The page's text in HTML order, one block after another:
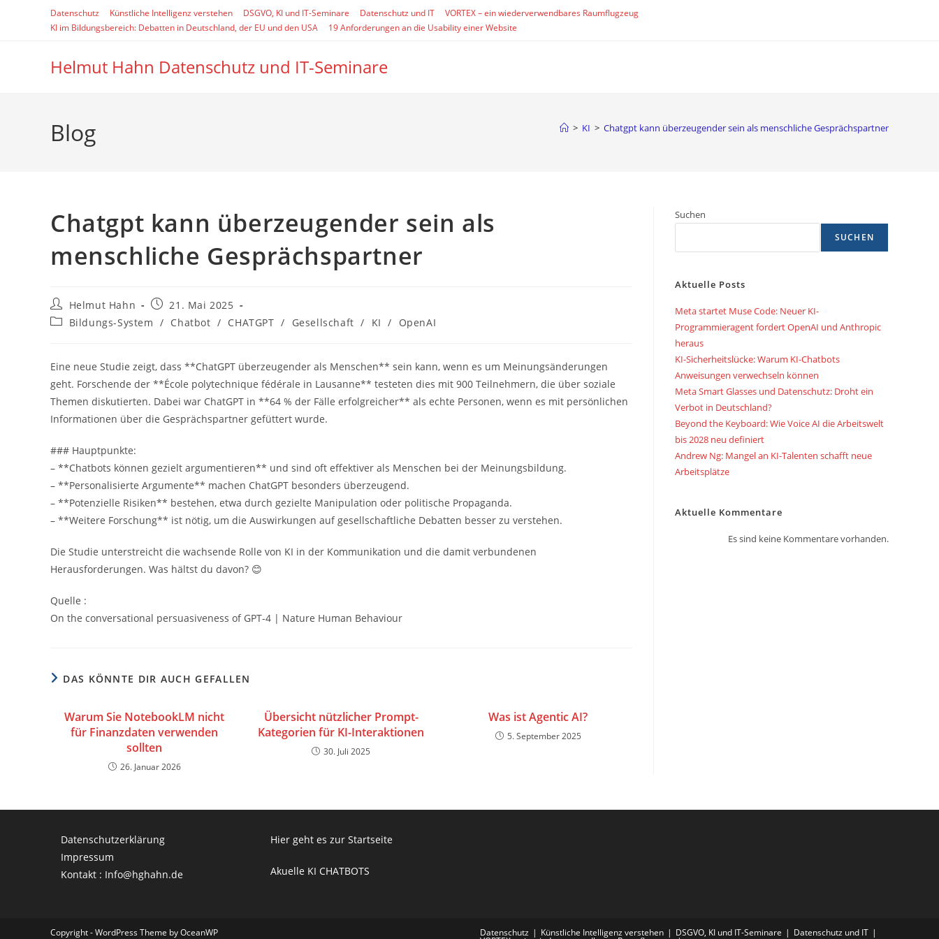
Datenschutz Künstliche Intelligenz verstehen DSGVO, KI und IT-Seminare Datenschutz und IT
VORTEX – ein wiederverwendbares Raumflugzeug
KI im Bildungsbereich: Debatten in Deutschland, der EU und den USA
19 Anforderungen an die Usability einer Website
Helmut Hahn Datenschutz und IT-Seminare
Blog > KI > Chatgpt kann überzeugender sein als menschliche Gesprächspartner
Chatgpt kann überzeugender sein als
menschliche Gesprächspartner
Beitrags-
Autor:
Helmut Hahn
Beitrag
veröffentlicht:
21. Mai 2025
Beitrags-
Bildungs-System / Chatbot / CHATGPT / Gesellschaft / KI / OpenAI
Eine neue Studie zeigt, dass **ChatGPT überzeugender als Menschen** sein kann, wenn es um Meinungsänderungen
geht. Forschende der **École polytechnique fédérale in Lausanne** testeten dies mit 900 Teilnehmern, die über soziale
Themen diskutierten. Dabei war ChatGPT in **64 % der Fälle erfolgreicher** als echte Personen, wenn es mit persönlichen
Informationen über die Gesprächspartner gefüttert wurde.
### Hauptpunkte:
– **Chatbots können gezielt argumentieren** und sind oft effektiver als Menschen bei der Meinungsbildung.
– **Personalisierte Argumente** machen ChatGPT besonders überzeugend.
– **Potenzielle Risiken** bestehen, etwa durch gezielte Manipulation oder politische Propaganda.
– **Weitere Forschung** ist nötig, um die Auswirkungen auf gesellschaftliche Debatten besser zu verstehen.
Die Studie unterstreicht die wachsende Rolle von KI in der Kommunikation und die damit verbundenen
Herausforderungen. Was hältst du davon? 😊
Quelle :
On the conversational persuasiveness of GPT-4 | Nature Human Behaviour
DAS KÖNNTE DIR AUCH GEFALLEN
Warum Sie NotebookLM nicht
für Finanzdaten verwenden
sollten
26. Januar 2026
Übersicht nützlicher Prompt-
Kategorien für KI-Interaktionen
30. Juli 2025
Was ist Agentic AI?
5. September 2025
Suchen
SUCHEN
Aktuelle Posts
Meta startet Muse Code: Neuer KI-
Programmieragent fordert OpenAI und Anthropic
heraus
KI-Sicherheitslücke: Warum KI-Chatbots
Anweisungen verwechseln können
Meta Smart Glasses und Datenschutz: Droht ein
Verbot in Deutschland?
Beyond the Keyboard: Wie Voice AI die Arbeitswelt
bis 2028 neu definiert
Andrew Ng: Mangel an KI-Talenten schafft neue
Arbeitsplätze
Aktuelle Kommentare
Es sind keine Kommentare vorhanden.
Datenschutzerklärung
Impressum
Kontakt : Info@hghahn.de
Hier geht es zur Startseite
Akuelle KI CHATBOTS
Datenschutz Künstliche Intelligenz verstehen DSGVO, KI und IT-Seminare Datenschutz und IT
Copyright - WordPress Theme by OceanWP